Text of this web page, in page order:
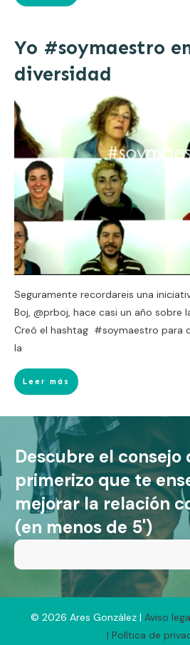
Yo #soymaestro
diversidad
Seguramente recordareis una
Boj, @prboj, hace casi un año sobre
Creó el hashtag #soymaestro para
la
Leer más
Descubre el consejo
primerizo que te
mejorar la relación
(en menos de 5')
© 2026 Ares González | Aviso
| Política de